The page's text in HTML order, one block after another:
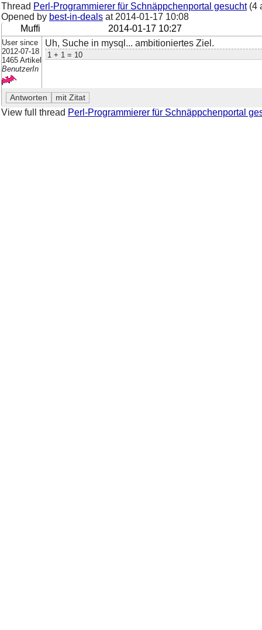
Thread Perl-Programmierer für Schnäppchenportal gesucht(4
Opened by best-in-deals at 2014-01-17 10:08
Muffi
2014-01-17 10:27
User since
2012-07-18
1465 Artikel
BenutzerIn
Uh, Suche in mysql... ambitioniertes Ziel.
1 + 1 = 10
View full thread Perl-Programmierer für Schnäppchenportal